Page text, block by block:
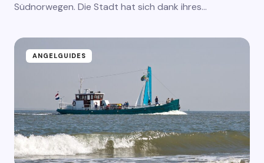
Südnorwegen. Die Stadt hat sich dank ihres…
ANGELGUIDES